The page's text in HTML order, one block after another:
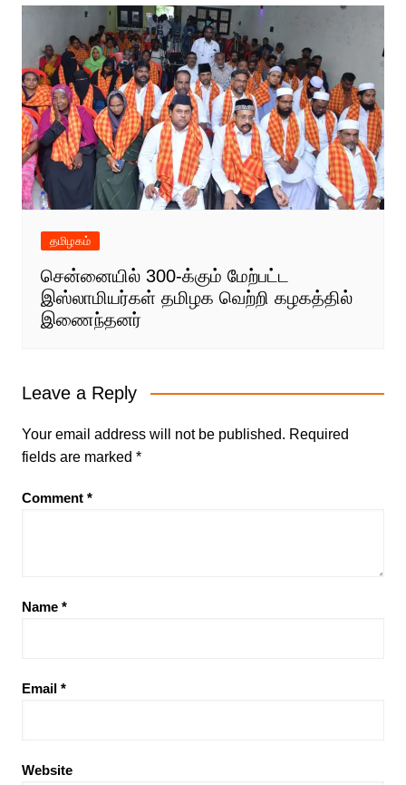
தமிழகம்
சென்னையில் 300-க்கும் மேற்பட்ட
இஸ்லாமியர்கள் தமிழக வெற்றி கழகத்தில்
இணைந்தனர்
Leave a Reply
Your email address will not be published. Required
fields are marked *
Comment *
Name *
Email *
Website